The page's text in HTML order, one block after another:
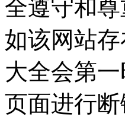
全遵守和
如该网站
大全会第
页面进行